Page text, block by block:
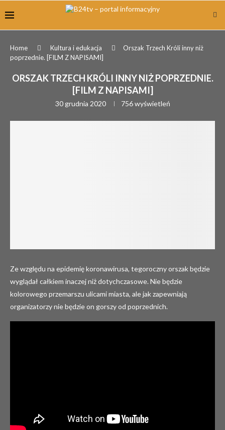
Home Kultura i edukacja
Orszak Trzech Króli inny niż
poprzednie. [FILM Z NAPISAMI]
ORSZAK TRZECH KRÓLI INNY NIŻ POPRZEDNIE.
[FILM Z NAPISAMI]
30 grudnia 2020 756wyświetleń
Ze względu na epidemię koronawirusa, tegoroczny orszak będzie
wyglądał całkiem inaczej niż dotychczasowe. Nie będzie
kolorowego przemarszu ulicami miasta, ale jak zapewniają
organizatorzy nie będzie on gorszy od poprzednich.